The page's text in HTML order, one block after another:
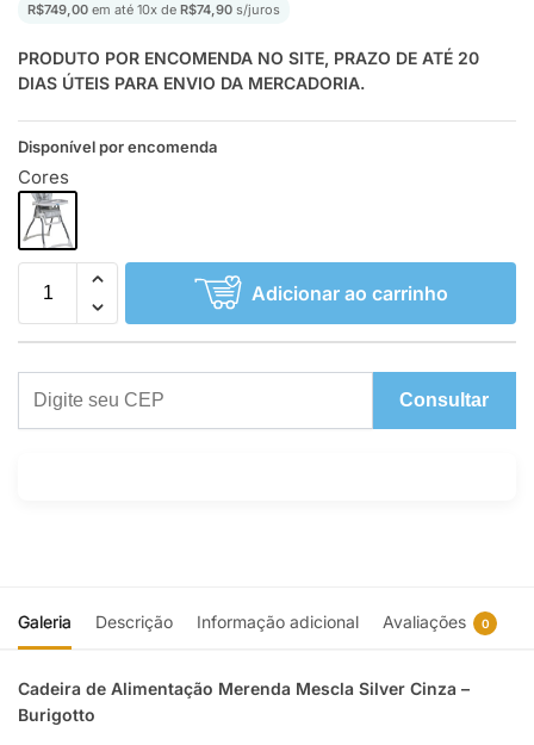
R$749,00 em até 10x de R$74,90 s/juros
PRODUTO POR ENCOMENDA NO SITE, PRAZO DE ATÉ 20
DIAS ÚTEIS PARA ENVIO DA MERCADORIA.
Disponível por encomenda
Cores
Adicionar ao carrinho
Consultar
Galeria Descrição Informação adicional Avaliações 0
Cadeira de Alimentação Merenda Mescla Silver Cinza –
Burigotto